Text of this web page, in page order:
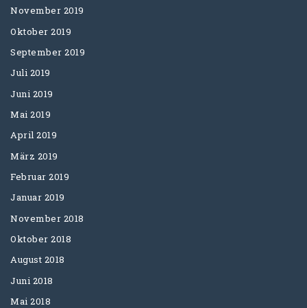
November 2019
Oktober 2019
September 2019
Juli 2019
Juni 2019
Mai 2019
April 2019
März 2019
Februar 2019
Januar 2019
November 2018
Oktober 2018
August 2018
Juni 2018
Mai 2018